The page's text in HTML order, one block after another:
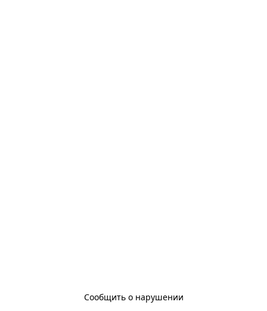
Сообщить о нарушении